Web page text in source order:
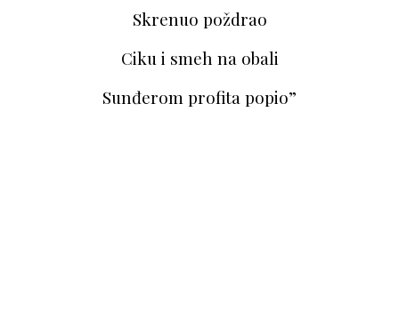
Skrenuo poždrao
Ciku i smeh na obali
Sunđerom profita popio”